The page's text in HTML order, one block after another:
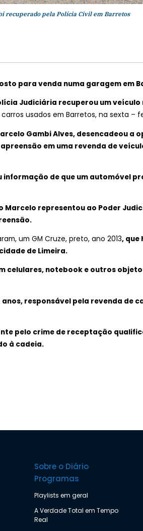
recuperado pela Polícia Civil em Barretos
para venda numa garagem em
Judiciária recuperou um
usados em Barretos, na sexta –
Gambi Alves, desencadeou a
em uma revenda de
informação de que um automóvel
Marcelo representou ao Poder
um GM Cruze, preto, ano 2013, que
de Limeira.
celulares, notebook e outros
responsável pela revenda de
pelo crime de receptação
à cadeia.
Sobre o Diário
Programas
Playlists em geral
A Verdade Total em Tempo
Real